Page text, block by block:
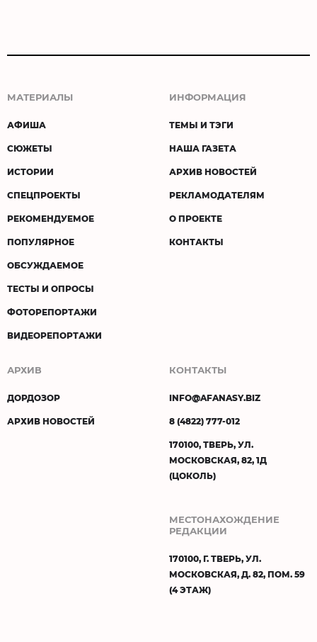
МАТЕРИАЛЫ
АФИША
СЮЖЕТЫ
ИСТОРИИ
СПЕЦПРОЕКТЫ
РЕКОМЕНДУЕМОЕ
ПОПУЛЯРНОЕ
ОБСУЖДАЕМОЕ
ТЕСТЫ И ОПРОСЫ
ФОТОРЕПОРТАЖИ
ВИДЕОРЕПОРТАЖИ
ИНФОРМАЦИЯ
ТЕМЫ И ТЭГИ
НАША ГАЗЕТА
АРХИВ НОВОСТЕЙ
РЕКЛАМОДАТЕЛЯМ
О ПРОЕКТЕ
КОНТАКТЫ
АРХИВ
ДОРДОЗОР
АРХИВ НОВОСТЕЙ
КОНТАКТЫ
INFO@AFANASY.BIZ
8 (4822) 777-012
170100, ТВЕРЬ, УЛ.
МОСКОВСКАЯ, 82, 1Д
(ЦОКОЛЬ)
МЕСТОНАХОЖДЕНИЕ
РЕДАКЦИИ
170100, Г. ТВЕРЬ, УЛ.
МОСКОВСКАЯ, Д. 82, ПОМ. 59
(4 ЭТАЖ)